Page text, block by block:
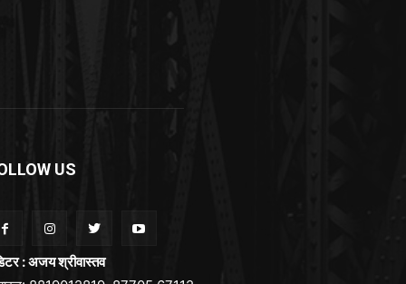
US
: अजय श्रीवास्तव